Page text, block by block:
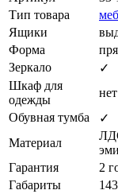
Тип товара
Ящики
Форма
Зеркало
✓
Шкаф для
одежды
нет
Обувная тумба
✓
Материал
Гарантия
2
Габариты